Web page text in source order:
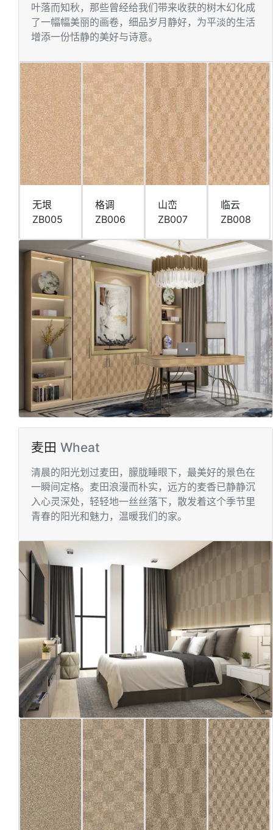
叶落⽽知秋，那些曾经给我们带来收获的树⽊幻化成
了⼀幅幅美丽的画卷，细品岁⽉静好，为平淡的⽣活
增添⼀份恬静的美好与诗意。
⽆垠
ZB005
格调
ZB006
⼭峦
ZB007
临云
ZB008
麦田 Wheat
清晨的阳光划过⻨⽥，朦胧睡眼下，最美好的景⾊在
⼀瞬间定格。⻨⽥浪漫⽽朴实，远⽅的⻨⾹已静静沉
⼊⼼灵深处，轻轻地⼀丝丝落下，散发着这个季节⾥
⻘春的阳光和魅⼒，温暖我们的家。